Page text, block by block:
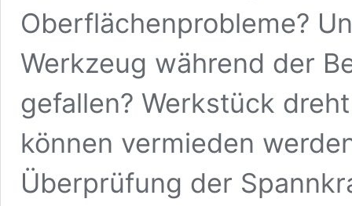
Oberflächenprobleme?
Werkzeug während der
gefallen? Werkstück
können vermieden
Überprüfung der